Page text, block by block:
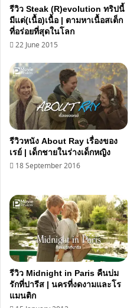
รีวิว Steak (R)evolution ทริปนี้
มีแต่(เนื้อ)เนื้อ | ตามหาเนื้อสเต็ก
ที่อร่อยที่สุดในโลก
22 June 2015
รีวิวหนัง About Ray เรื่องของ
เรย์ | เด็กชายในร่างเด็กหญิง
18 September 2016
รีวิว Midnight in Paris คืนบ่ม
รักที่ปารีส | นครที่งดงามและโร
แมนติก